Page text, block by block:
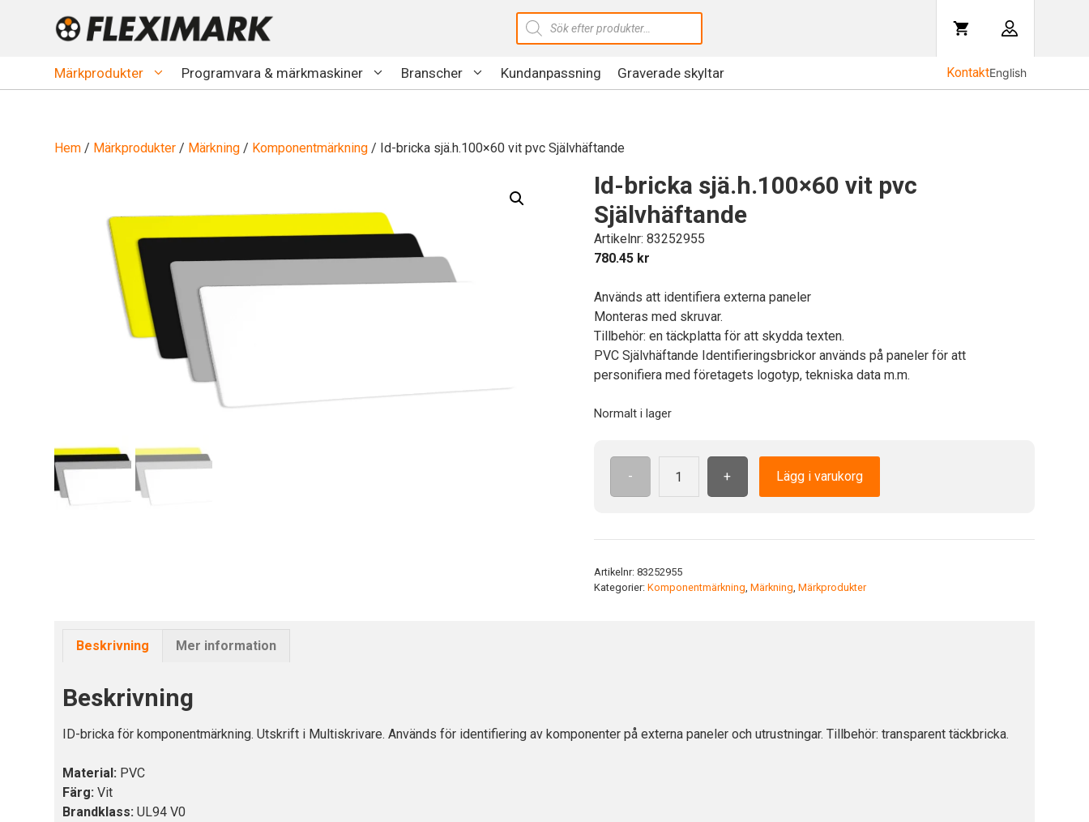
Produktsökning
KontaktEnglish
Märkprodukter Programvara & märkmaskiner Branscher Kundanpassning Graverade skyltar
Hem / Märkprodukter / Märkning / Komponentmärkning / Id-bricka sjä.h.100×60 vit pvc Självhäftande
Id-bricka sjä.h.100×60 vit pvc
Självhäftande
Artikelnr: 83252955
780.45 kr
Används att identifiera externa paneler
Monteras med skruvar.
Tillbehör: en täckplatta för att skydda texten.
PVC Självhäftande Identifieringsbrickor används på paneler för att
personifiera med företagets logotyp, tekniska data m.m.
Normalt i lager
-
vit
Självhäftande
+ Lägg i varukorg
Artikelnr: 83252955
Kategorier: Komponentmärkning, Märkning, Märkprodukter
Beskrivning Mer information
Beskrivning
ID-bricka för komponentmärkning. Utskrift i Multiskrivare. Används för identifiering av komponenter på externa paneler och utrustningar. Tillbehör: transparent täckbricka.
Material: PVC
Färg: Vit
Brandklass: UL94 V0